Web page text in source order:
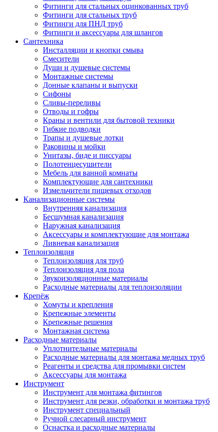
Фитинги для стальных оцинкованных труб
Фитинги для стальных труб
Фитинги для ПНД труб
Фитинги и аксессуары для шлангов
Сантехника
Инсталляции и кнопки смыва
Смесители
Души и душевые системы
Монтажные системы
Донные клапаны и выпуски
Сифоны
Сливы-переливы
Отводы и гофры
Краны и вентили для бытовой техники
Гибкие подводки
Трапы и душевые лотки
Раковины и мойки
Унитазы, биде и писсуары
Полотенцесушители
Мебель для ванной комнаты
Комплектующие для сантехники
Измельчители пищевых отходов
Канализационные системы
Внутренняя канализация
Бесшумная канализация
Наружная канализация
Аксессуары и комплектующие для монтажа
Ливневая канализация
Теплоизоляция
Теплоизоляция для труб
Теплоизоляция для пола
Звукоизоляционные материалы
Расходные материалы для теплоизоляции
Крепёж
Хомуты и крепления
Крепежные элементы
Крепежные решения
Монтажная система
Расходные материалы
Уплотнительные материалы
Расходные материалы для монтажа медных труб
Реагенты и средства для промывки систем
Аксессуары для монтажа
Инструмент
Инструмент для монтажа фитингов
Инструмент для резки, обработки и монтажа труб
Инструмент специальный
Ручной слесарный инструмент
Оснастка и расходные материалы